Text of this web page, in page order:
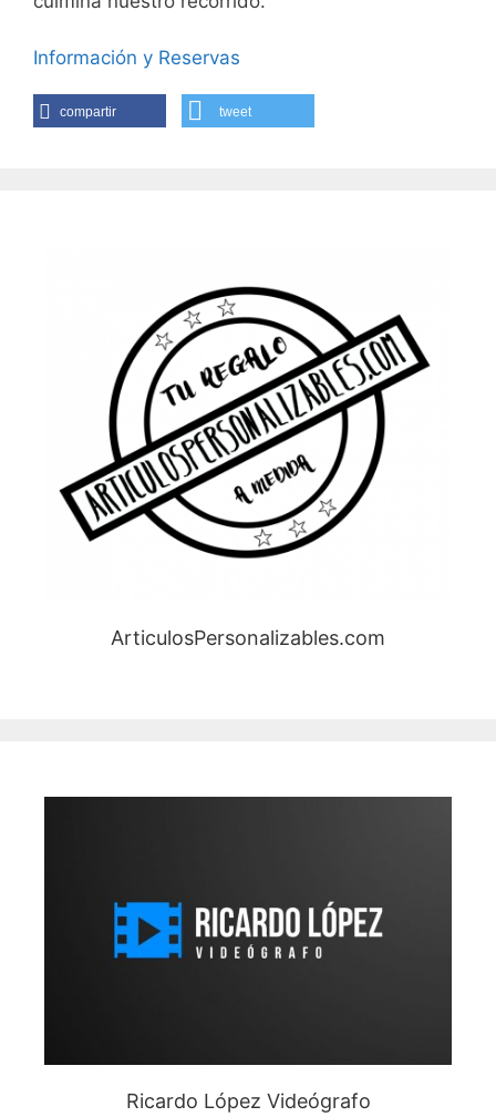
Información y Reservas
compartir tweet
ArticulosPersonalizables.com
Ricardo López Videógrafo